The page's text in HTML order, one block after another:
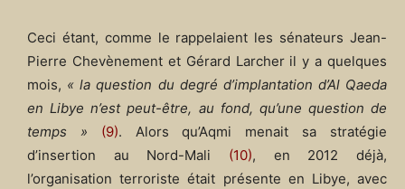
Ceci étant, comme le rappelaient les sénateurs Jean-
Pierre Chevènement et Gérard Larcher il y a quelques
mois, « la question du degré d’implantation d’Al Qaeda
en Libye n’est peut-être, au fond, qu’une question de
temps »
(9). Alors qu’Aqmi menait sa stratégie
d’insertion au Nord-Mali (10), en 2012 déjà,
l’organisation terroriste était présente en Libye, avec